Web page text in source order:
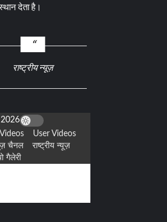
देता है।
राष्ट्रीय न्यूज़